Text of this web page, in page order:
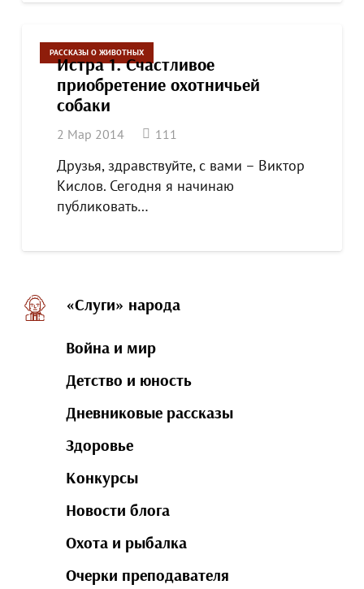
РАССКАЗЫ О ЖИВОТНЫХ
Истра 1. Счастливое
приобретение охотничьей
собаки
2 Мар 2014 111
Друзья, здравствуйте, с вами – Виктор
Кислов. Сегодня я начинаю
публиковать…
«Слуги» народа
Война и мир
Детство и юность
Дневниковые рассказы
Здоровье
Конкурсы
Новости блога
Охота и рыбалка
Очерки преподавателя